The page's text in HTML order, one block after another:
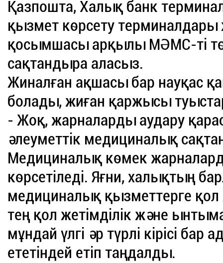
Қазпошта, Халық банк
қызмет көрсету терминалдары
қосымшасы арқылы МӘМС-ті
сақтандыра аласыз.
Жиналған ақшасы бар науқас
болады, жиған қаржысы
- Жоқ, жарналарды аудару
әлеуметтік медициналық
Медициналық көмек
көрсетіледі. Яғни, халықтың
медициналық қызметтерге қол
тең қол жетімділік және
мұндай үлгі әр түрлі кірісі
ететіндей етіп таңдалды.